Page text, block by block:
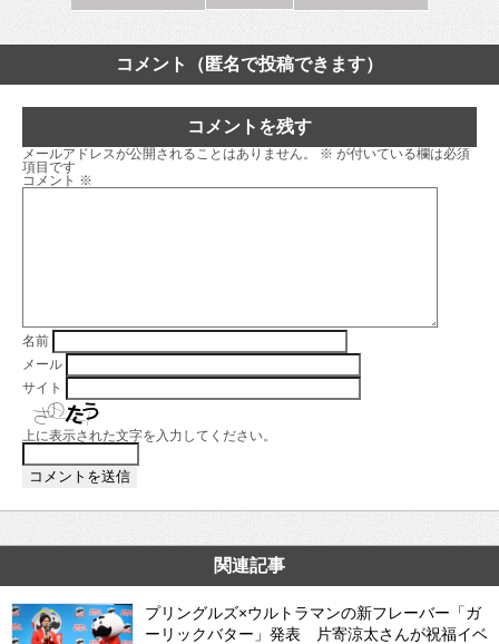
コメント（匿名で投稿できます）
コメントを残す
メールアドレスが公開されることはありません。 ※ が付いている欄は必須
項目です
コメント ※
名前
メール
サイト
上に表示された文字を入力してください。
関連記事
プリングルズ×ウルトラマンの新フレーバー「ガ
ーリックバター」発表 片寄涼太さんが祝福イベ